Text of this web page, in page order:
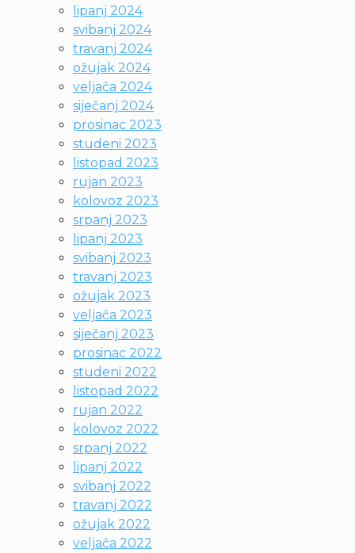
lipanj 2024
svibanj 2024
travanj 2024
ožujak 2024
veljača 2024
siječanj 2024
prosinac 2023
studeni 2023
listopad 2023
rujan 2023
kolovoz 2023
srpanj 2023
lipanj 2023
svibanj 2023
travanj 2023
ožujak 2023
veljača 2023
siječanj 2023
prosinac 2022
studeni 2022
listopad 2022
rujan 2022
kolovoz 2022
srpanj 2022
lipanj 2022
svibanj 2022
travanj 2022
ožujak 2022
veljača 2022